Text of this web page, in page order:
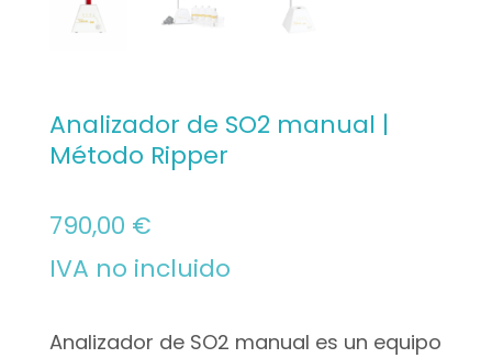
Analizador de SO2 manual |
Método Ripper
790,00 €
IVA no incluido
Analizador de SO2 manual es un equipo